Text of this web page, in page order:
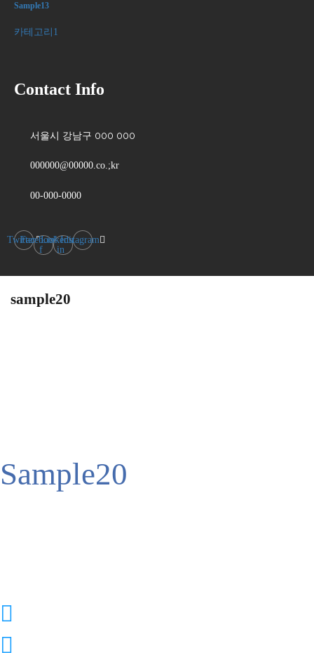
Sample13
카테고리1
Contact Info
서울시 강남구 000 000
000000@00000.co.;kr
00-000-0000
TwitterFacebook-
f
Linkedin-
in
Instagram
sample20
Sample20